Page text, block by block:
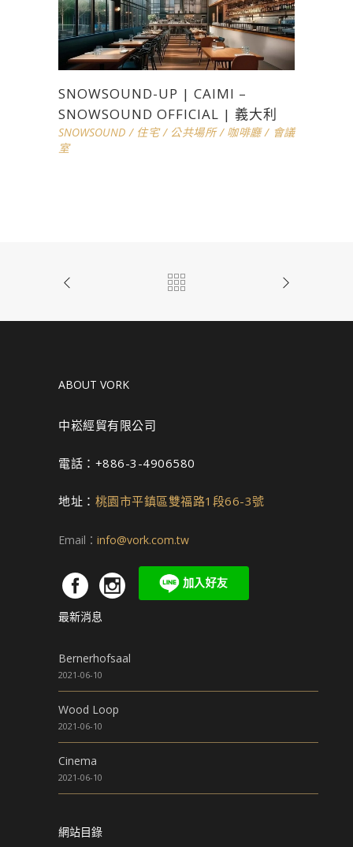
SNOWSOUND-UP | CAIMI –
SNOWSOUND OFFICIAL | 義大利
SNOWSOUND / 住宅/ 公共場所/ 咖啡廳/ 會議
室
ABOUT VORK
中崧經貿有限公司
電話：+886-3-4906580
地址： 桃園市平鎮區雙福路1段66-3號
Email： info@vork.com.tw
最新消息
Bernerhofsaal
2021-06-10
Wood Loop
2021-06-10
Cinema
2021-06-10
網站目錄